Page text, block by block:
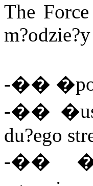
The
-��
-��
du?ego
-��